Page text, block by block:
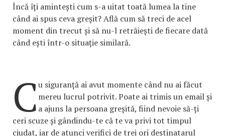
Încă îți amintești cum s-a uitat toată lumea la tine
când ai spus ceva greșit? Află cum să treci de acel
moment din trecut și să nu-l retrăiești de fiecare dată
când ești într-o situație similară.
Cu siguranță ai avut momente când nu ai făcut
mereu lucrul potrivit. Poate ai trimis un email și
a ajuns la persoana greșită, fiind nevoie să-ți
ceri scuze și gândindu-te că te va privi tot timpul
ciudat, iar de atunci verifici de trei ori destinatarul